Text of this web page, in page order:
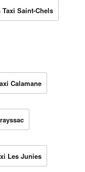
Taxi Saint-Chels
Calamane
Les Junies